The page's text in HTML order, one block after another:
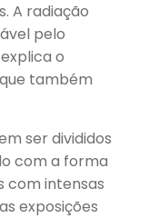
A radiação
pelo
o
também
ser divididos
com a forma
com intensas
exposições